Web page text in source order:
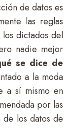
de datos es
las reglas
los dictados del
nadie mejor
se dice de
a la moda
a sí mismo en
por las
los datos de